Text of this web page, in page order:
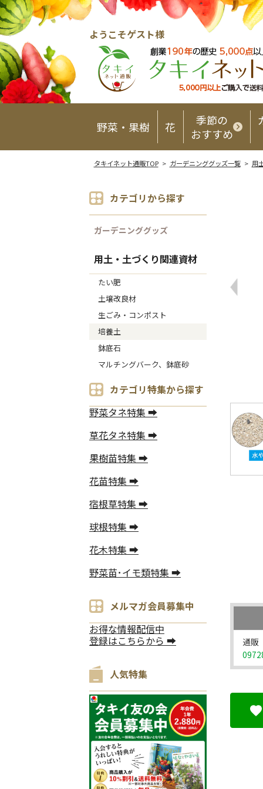
ようこそゲスト様
野菜・果樹 花
季節の
おすすめ
タキイネット通販TOP> ガーデニンググッズ一覧> 用
カテゴリから探す
ガーデニンググッズ
用土・土づくり関連資材
たい肥
土壌改良材
生ごみ・コンポスト
培養土
鉢底石
マルチングバーク、鉢底砂
カテゴリ特集から探す
野菜タネ特集 ➡
草花タネ特集 ➡
果樹苗特集 ➡
花苗特集 ➡
宿根草特集 ➡
球根特集 ➡
花木特集 ➡
野菜苗･イモ類特集 ➡
メルマガ会員募集中
お得な情報配信中
登録はこちらから ➡
人気特集
通販